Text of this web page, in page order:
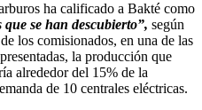
ha calificado a Bakté como
se han descubierto”, según
los comisionados, en una de las
la producción que
alrededor del 15% de la
de 10 centrales eléctricas.